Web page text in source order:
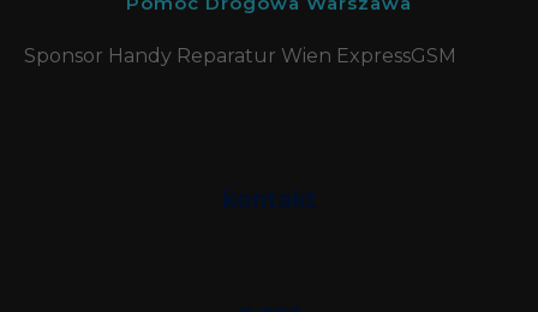
Sponsor Handy Reparatur Wien ExpressGSM
kontakt